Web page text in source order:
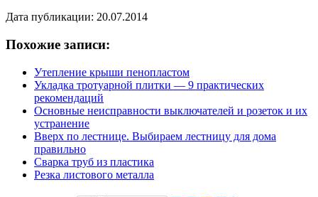
Дата публикации: 20.07.2014
Похожие записи:
Утепление крыши пенопластом
Укладка тротуарной плитки — 9 практических
рекомендаций
Основные неисправности выключателей и розеток и их
устранение
Вверх по лестнице. Выбираем лестницу для дома
правильно
Сварка труб из пластика
Резка листового металла